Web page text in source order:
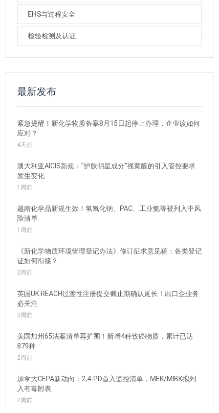
EHS与过程安全
检验检测及认证
最新发布
紧急提醒！新化学物质备案8月15日起停止办理，企业该如何
应对？
4天前
澳大利亚AICIS新规：“护肤明星成分”视黄醛的引入管控要求
发生变化
1周前
越南化学品新规生效！氢氧化钠、PAC、工业氨等被列入中风
险清单
1周前
《新化学物质环境管理登记办法》修订征求意见稿：各类登记
证如何衔接？
2周前
英国UK REACH过渡性注册提交截止期确认延长！出口企业务
必关注
2周前
美国加州65法案清单再扩围！新增4种致癌物质，累计已达
879种
2周前
加拿大CEPA新动向：2,4-PD首入监控清单，MEK/MIBK拟列
入有毒附表
2周前